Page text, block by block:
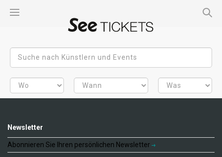
Newsletter
Abonnieren Sie Ihren persönlichen Newsletter